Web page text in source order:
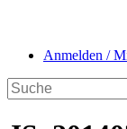
Anmelden /